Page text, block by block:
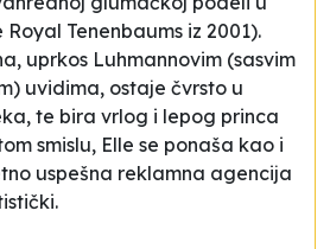
Royal Tenenbaums iz 2001).
uprkos Luhmannovim (sasvim
uvidima, ostaje čvrsto u
te bira vrlog i lepog princa
smislu, Elle se ponaša kao i
uspešna reklamna agencija